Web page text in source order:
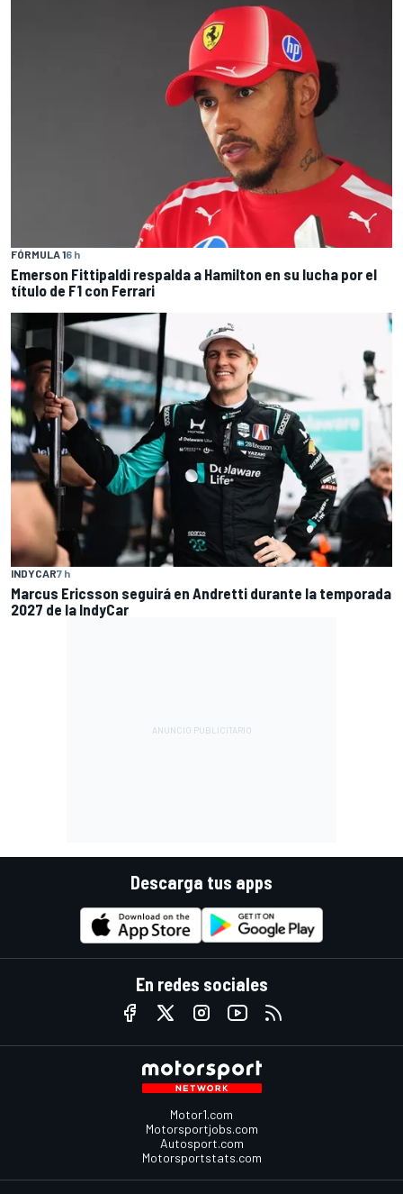
FÓRMULA 16 h
Emerson Fittipaldi respalda a Hamilton en su lucha por el
título de F1 con Ferrari
INDYCAR7 h
Marcus Ericsson seguirá en Andretti durante la temporada
2027 de la IndyCar
Descarga tus apps
En redes sociales
Motor1.com
Motorsportjobs.com
Autosport.com
Motorsportstats.com